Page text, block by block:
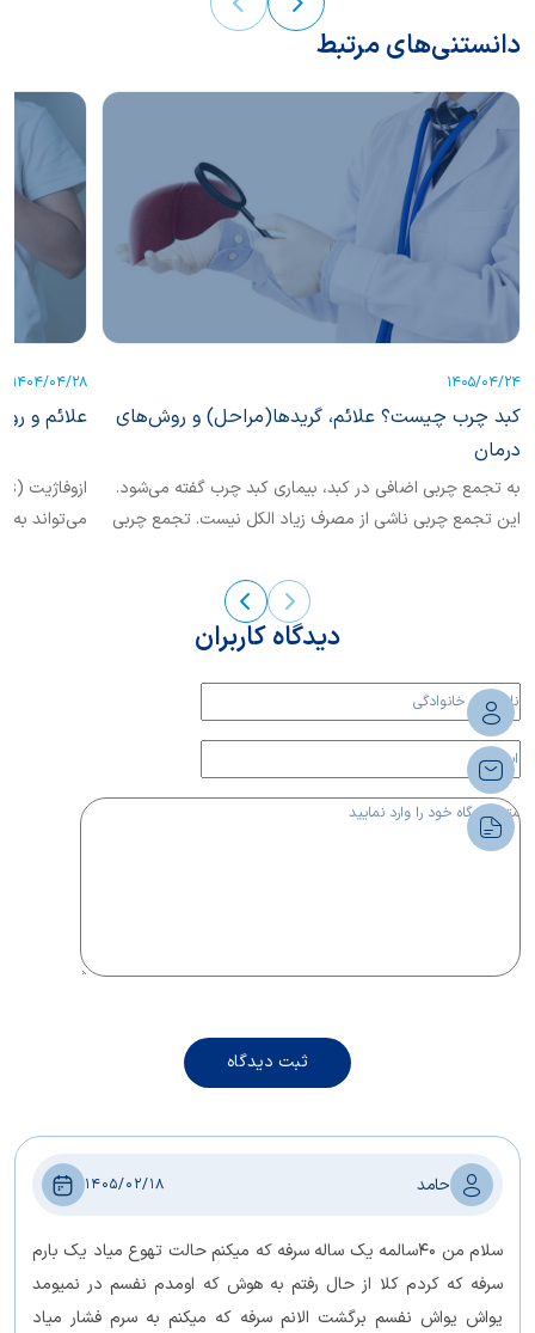
دانستنی‌های مرتبط
1405/04/24
کبد چرب چیست؟ علائم، گریدها(مراحل) و روش‌های
درمان
به تجمع چربی اضافی در کبد، بیماری کبد چرب گفته می‌شود.
این تجمع چربی ناشی از مصرف زیاد الکل نیست. تجمع چربی
1404/04/28
علائم و
می‌تواند
دیدگاه کاربران
ثبت دیدگاه
حامد 1405/02/18
سلام من 40سالمه یک ساله سرفه که میکنم حالت تهوع میاد یک بارم
سرفه که کردم کلا از حال رفتم به هوش که اومدم نفسم در نمیومد
يواش يواش نفسم برگشت الانم سرفه که میکنم به سرم فشار میاد